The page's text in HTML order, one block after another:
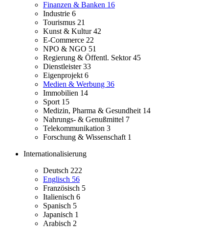
Finanzen & Banken 16
Industrie 6
Tourismus 21
Kunst & Kultur42
E-Commerce 22
NPO & NGO 51
Regierung & Öffentl. Sektor45
Dienstleister33
Eigenprojekt 6
Medien & Werbung 36
Immobilien 14
Sport 15
Medizin, Pharma & Gesundheit 14
Nahrungs- & Genußmittel 7
Telekommunikation 3
Forschung & Wissenschaft 1
Internationalisierung
Deutsch 222
Englisch 56
Französisch 5
Italienisch 6
Spanisch 5
Japanisch 1
Arabisch 2